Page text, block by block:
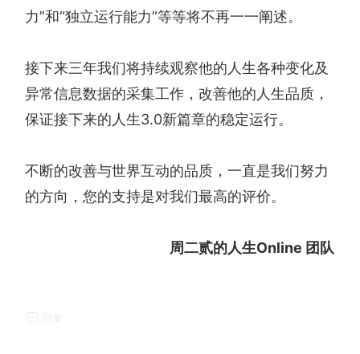
力”和“独立运行能力”等等将不再一一阐述。
接下来三年我们将持续观察他的人生各种变化及
异常信息数据的采集工作，改善他的人生品质，
保证接下来的人生3.0新篇章的稳定运行。
不断的改善与世界互动的品质，一直是我们努力
的方向，您的支持是对我们最高的评价。
周二贰的人生Online 团队